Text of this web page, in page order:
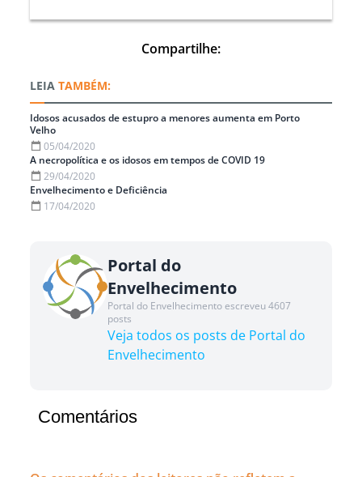
Compartilhe:
TAMBÉM:
Idosos acusados de estupro a menores aumenta em Porto
Velho
05/04/2020
A necropolítica e os idosos em tempos de COVID 19
29/04/2020
Envelhecimento e Deficiência
17/04/2020
Portal do
Envelhecimento
Portal do Envelhecimento escreveu 4607
posts
Veja todos os posts de Portal do
Envelhecimento
Comentários